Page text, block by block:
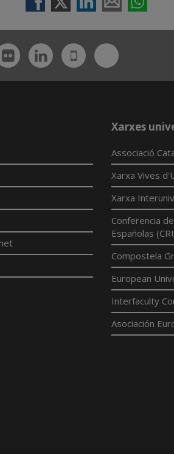
FlickrLinkedin
UdL
App
Bluesky
Xarxes
Associació
Xarxa Vives
Xarxa
Conferencia
Españolas
Compostela
European
Interfaculty
Asociación